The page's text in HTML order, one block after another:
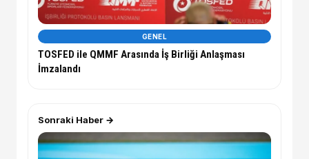
GENEL
TOSFED ile QMMF Arasında İş Birliği Anlaşması
İmzalandı
Sonraki Haber →